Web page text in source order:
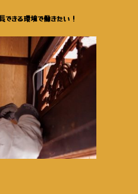
できる環境で働きたい！